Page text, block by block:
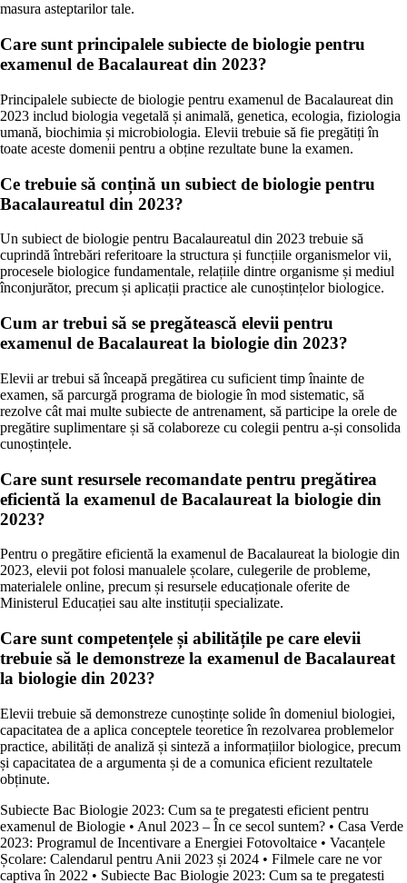
masura asteptarilor tale.
Care sunt principalele subiecte de biologie pentru
examenul de Bacalaureat din 2023?
Principalele subiecte de biologie pentru examenul de Bacalaureat din
2023 includ biologia vegetală și animală, genetica, ecologia, fiziologia
umană, biochimia și microbiologia. Elevii trebuie să fie pregătiți în
toate aceste domenii pentru a obține rezultate bune la examen.
Ce trebuie să conțină un subiect de biologie pentru
Bacalaureatul din 2023?
Un subiect de biologie pentru Bacalaureatul din 2023 trebuie să
cuprindă întrebări referitoare la structura și funcțiile organismelor vii,
procesele biologice fundamentale, relațiile dintre organisme și mediul
înconjurător, precum și aplicații practice ale cunoștințelor biologice.
Cum ar trebui să se pregătească elevii pentru
examenul de Bacalaureat la biologie din 2023?
Elevii ar trebui să înceapă pregătirea cu suficient timp înainte de
examen, să parcurgă programa de biologie în mod sistematic, să
rezolve cât mai multe subiecte de antrenament, să participe la orele de
pregătire suplimentare și să colaboreze cu colegii pentru a-și consolida
cunoștințele.
Care sunt resursele recomandate pentru pregătirea
eficientă la examenul de Bacalaureat la biologie din
2023?
Pentru o pregătire eficientă la examenul de Bacalaureat la biologie din
2023, elevii pot folosi manualele școlare, culegerile de probleme,
materialele online, precum și resursele educaționale oferite de
Ministerul Educației sau alte instituții specializate.
Care sunt competențele și abilitățile pe care elevii
trebuie să le demonstreze la examenul de Bacalaureat
la biologie din 2023?
Elevii trebuie să demonstreze cunoștințe solide în domeniul biologiei,
capacitatea de a aplica conceptele teoretice în rezolvarea problemelor
practice, abilități de analiză și sinteză a informațiilor biologice, precum
și capacitatea de a argumenta și de a comunica eficient rezultatele
obținute.
Subiecte Bac Biologie 2023: Cum sa te pregatesti eficient pentru
examenul de Biologie • Anul 2023 – În ce secol suntem? • Casa Verde
2023: Programul de Incentivare a Energiei Fotovoltaice • Vacanțele
Școlare: Calendarul pentru Anii 2023 și 2024 • Filmele care ne vor
captiva în 2022 • Subiecte Bac Biologie 2023: Cum sa te pregatesti